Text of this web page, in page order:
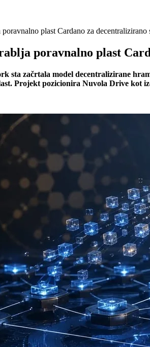
plast Cardano za decentralizirano
poravnalno plast
sta začrtala model decentralizirane
Projekt pozicionira Nuvola Drive kot